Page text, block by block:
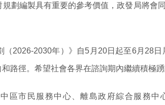
劃編製具有重要的參考價值，政發局將
（2026-2030年）》自5月20日起至6月28
路徑。希望社會各界在諮詢期內繼續積極
區市民服務中心、離島政府綜合服務